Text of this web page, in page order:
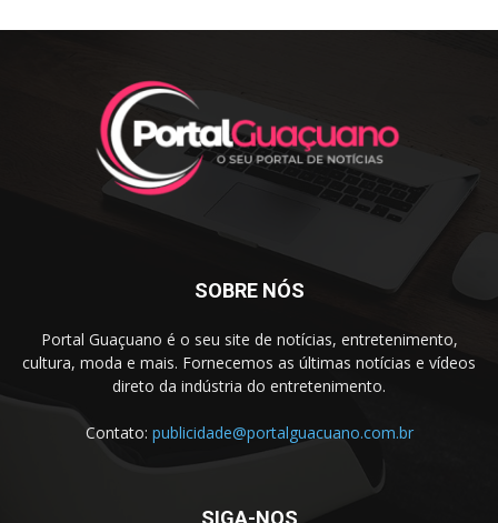
SOBRE NÓS
Portal Guaçuano é o seu site de notícias, entretenimento,
cultura, moda e mais. Fornecemos as últimas notícias e vídeos
direto da indústria do entretenimento.
Contato: publicidade@portalguacuano.com.br
SIGA-NOS